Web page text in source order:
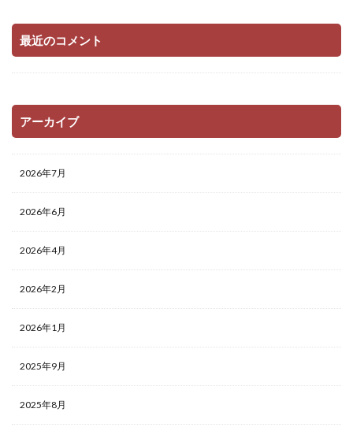
最近のコメント
アーカイブ
2026年7月
2026年6月
2026年4月
2026年2月
2026年1月
2025年9月
2025年8月